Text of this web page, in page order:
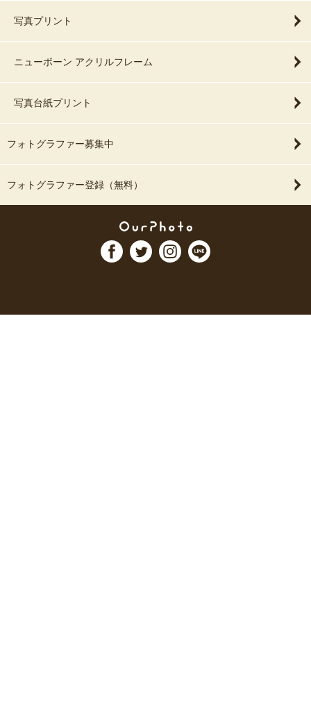
写真プリント
ニューボーン アクリルフレーム
写真台紙プリント
フォトグラファー募集中
フォトグラファー登録（無料）